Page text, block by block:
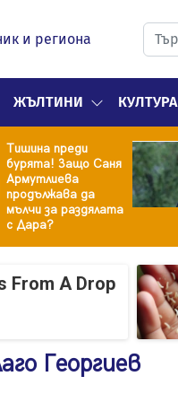
и региона
ЖЪЛТИНИ КУЛТУРА
Тишина преди
бурята! Защо Саня
Армутлиева
продължава да
мълчи за раздялата
с Дара?
From A Drop
Георгиев